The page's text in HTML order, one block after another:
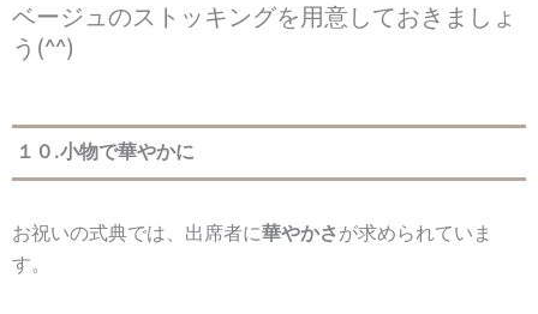
ベージュのストッキングを用意しておきましょ
う(^^)
１０.小物で華やかに
お祝いの式典では、出席者に華やかさが求められていま
す。